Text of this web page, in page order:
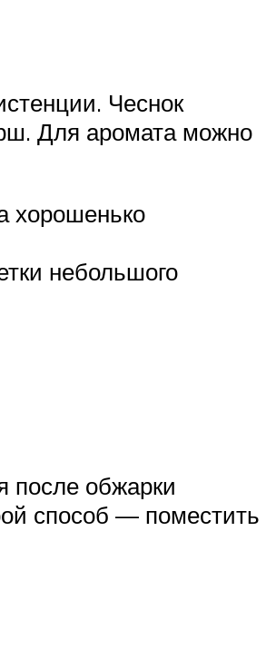
Чеснок
Для аромата можно
хорошенько
небольшого
после обжарки
способ — поместить